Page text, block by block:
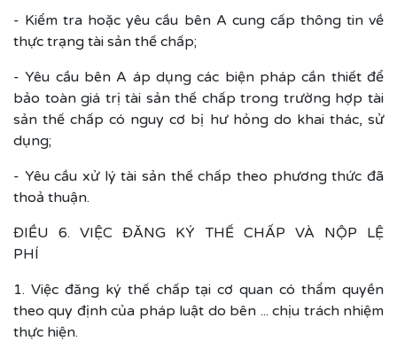
- Kiểm tra hoặc yêu cầu bên A cung cấp thông tin về
thực trạng tài sản thế chấp;
- Yêu cầu bên A áp dụng các biện pháp cần thiết để
bảo toàn giá trị tài sản thế chấp trong trường hợp tài
sản thế chấp có nguy cơ bị hư hỏng do khai thác, sử
dụng;
- Yêu cầu xử lý tài sản thế chấp theo phương thức đã
thoả thuận.
ĐIỀU 6. VIỆC ĐĂNG KÝ THẾ CHẤP VÀ NỘP LỆ
PHÍ
1. Việc đăng ký thế chấp tại cơ quan có thẩm quyền
theo quy định của pháp luật do bên ... chịu trách nhiệm
thực hiện.